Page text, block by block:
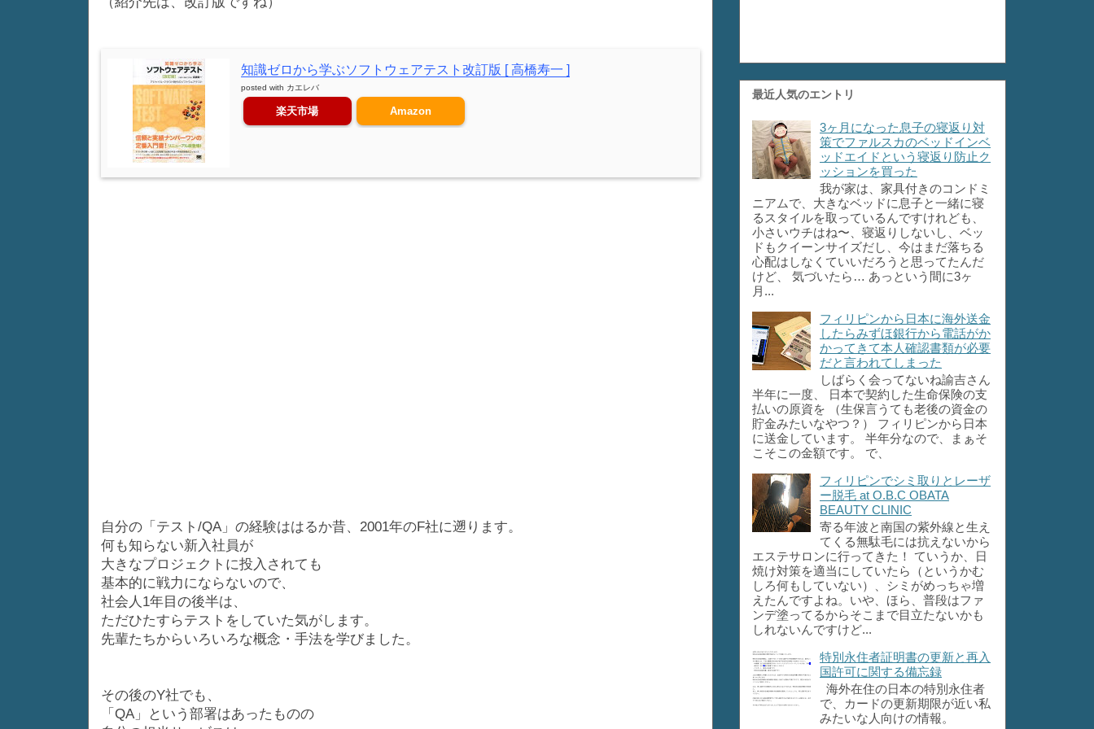
知識ゼロから学ぶソフトウェアテスト改訂版 [ 高橋寿一 ]
posted with カエレバ
楽天市場 Amazon
自分の「テスト/QA」の経験ははるか昔、2001年のF社に遡ります。
何も知らない新入社員が
大きなプロジェクトに投入されても
基本的に戦力にならないので、
社会人1年目の後半は、
ただひたすらテストをしていた気がします。
先輩たちからいろいろな概念・手法を学びました。
その後のY社でも、
「QA」という部署はあったものの
最近人気のエントリ
3ヶ月になった息子の寝返り対
策でファルスカのベッドインベ
ッドエイドという寝返り防止ク
ッションを買った
我が家は、家具付きのコンドミ
ニアムで、大きなベッドに息子と一緒に寝
るスタイルを取っているんですけれども、
小さいウチはね〜、寝返りしないし、ベッ
ドもクイーンサイズだし、今はまだ落ちる
心配はしなくていいだろうと思ってたんだ
けど、 気づいたら… あっという間に3ヶ
月...
フィリピンから日本に海外送金
したらみずほ銀行から電話がか
かってきて本人確認書類が必要
だと言われてしまった
しばらく会ってないね諭吉さん
半年に一度、 日本で契約した生命保険の支
払いの原資を （生保言うても老後の資金の
貯金みたいなやつ？） フィリピンから日本
に送金しています。 半年分なので、まぁそ
こそこの金額です。 で、
フィリピンでシミ取りとレーザ
ー脱毛 at O.B.C OBATA
BEAUTY CLINIC
寄る年波と南国の紫外線と生え
てくる無駄毛には抗えないから
エステサロンに行ってきた！ ていうか、日
焼け対策を適当にしていたら（というかむ
しろ何もしていない）、シミがめっちゃ増
えたんですよね。いや、ほら、普段はファ
ンデ塗ってるからそこまで目立たないかも
しれないんですけど...
特別永住者証明書の更新と再入
国許可に関する備忘録
海外在住の日本の特別永住者
で、カードの更新期限が近い私
みたいな人向けの情報。